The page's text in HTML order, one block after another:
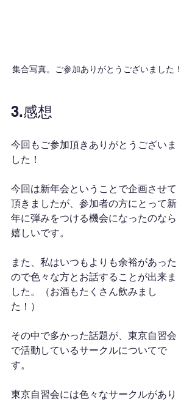
集合写真。ご参加ありがとうございました！
3.感想
今回もご参加頂きありがとうございま
した！
今回は新年会ということで企画させて
頂きましたが、参加者の方にとって新
年に弾みをつける機会になったのなら
嬉しいです。
また、私はいつもよりも余裕があった
ので色々な方とお話することが出来ま
した。（お酒もたくさん飲みまし
た！）
その中で多かった話題が、東京自習会
で活動しているサークルについてで
す。
東京自習会には色々なサークルがあり